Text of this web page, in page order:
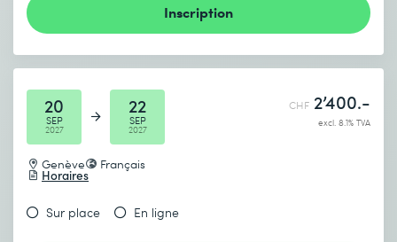
Inscription
20
SEP
2027
22
SEP
2027
Genève Français
Horaires
CHF 2’400.-
excl. 8.1% TVA
Sur place En ligne